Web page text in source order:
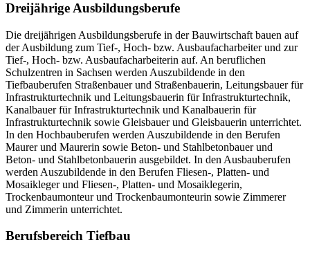
Dreijährige Ausbildungsberufe
Die dreijährigen Ausbildungsberufe in der Bauwirtschaft bauen auf
der Ausbildung zum Tief-, Hoch- bzw. Ausbaufacharbeiter und zur
Tief-, Hoch- bzw. Ausbaufacharbeiterin auf. An beruflichen
Schulzentren in Sachsen werden Auszubildende in den
Tiefbauberufen Straßenbauer und Straßenbauerin, Leitungsbauer für
Infrastrukturtechnik und Leitungsbauerin für Infrastrukturtechnik,
Kanalbauer für Infrastrukturtechnik und Kanalbauerin für
Infrastrukturtechnik sowie Gleisbauer und Gleisbauerin unterrichtet.
In den Hochbauberufen werden Auszubildende in den Berufen
Maurer und Maurerin sowie Beton- und Stahlbetonbauer und
Beton- und Stahlbetonbauerin ausgebildet. In den Ausbauberufen
werden Auszubildende in den Berufen Fliesen-, Platten- und
Mosaikleger und Fliesen-, Platten- und Mosaiklegerin,
Trockenbaumonteur und Trockenbaumonteurin sowie Zimmerer
und Zimmerin unterrichtet.
Berufsbereich Tiefbau